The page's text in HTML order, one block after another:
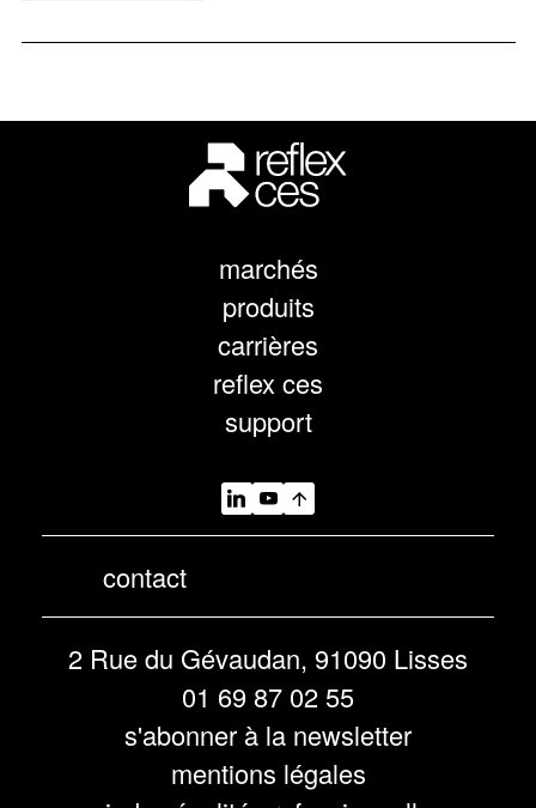
marchés
produits
carrières
reflex ces
support
contact
2 Rue du Gévaudan, 91090 Lisses
01 69 87 02 55
s'abonner à la newsletter
mentions légales